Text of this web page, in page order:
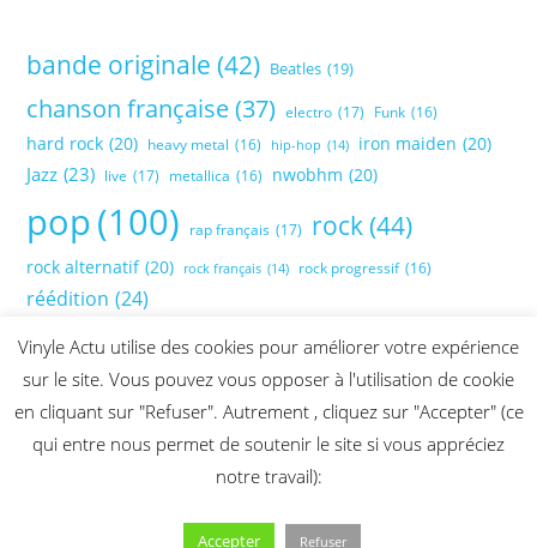
bande originale (42) Beatles (19)
chanson française (37) electro (17) Funk (16)
hard rock (20) heavy metal (16) hip-hop (14) iron maiden (20)
Jazz (23) live (17) metallica (16) nwobhm (20)
pop(100) rap français (17) rock(44)
rock alternatif (20) rock français (14) rock progressif (16)
réédition (24)
Vinyle Actu utilise des cookies pour améliorer votre expérience
sur le site. Vous pouvez vous opposer à l'utilisation de cookie
en cliquant sur "Refuser". Autrement , cliquez sur "Accepter" (ce
qui entre nous permet de soutenir le site si vous appréciez
notre travail):
Accepter Refuser